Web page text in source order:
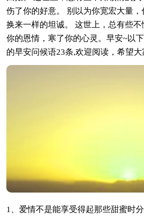
伤了你的好意。 别以为你宽宏大量
换来一样的坦诚。 这世上，总有些不
你的恩情，寒了你的心灵。早安~以
的早安问候语23条,欢迎阅读，希望大
1、爱情不是能享受得起那些甜蜜时